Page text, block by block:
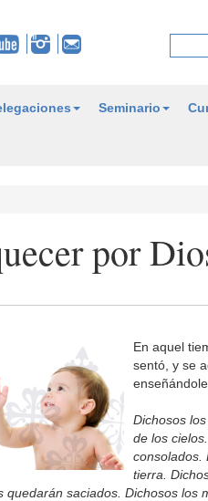
Seminario
por
En aquel
sentó, y se
Dichosos
de los
consolados.
tierra.
quedarán saciados. Dichosos los